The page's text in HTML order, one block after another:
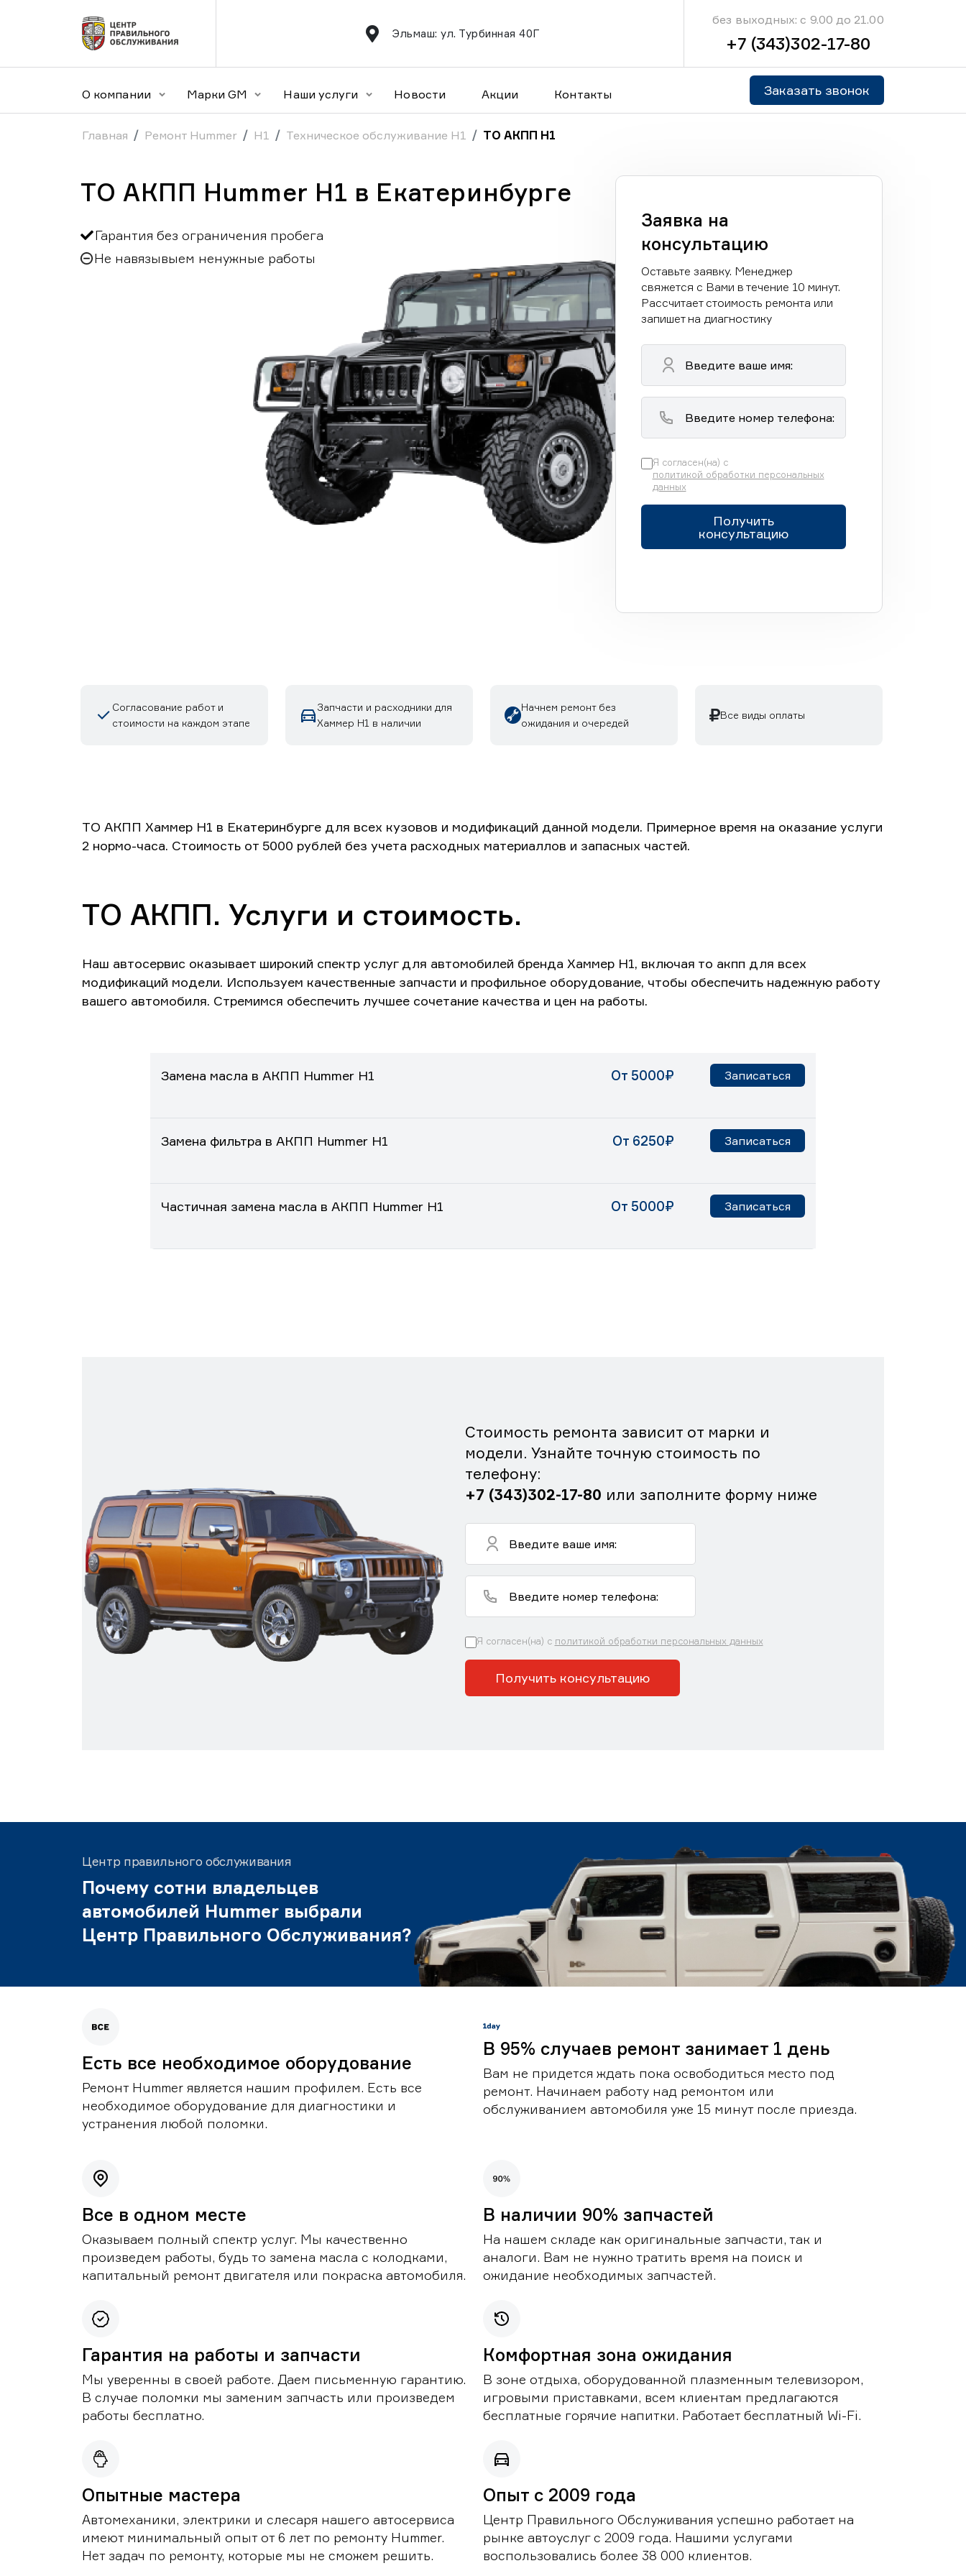
Эльмаш: ул. Турбинная 40Г
без выходных: с 9.00 до 21.00
+7 (343)302-17-80
О компании Марки GM Наши услуги Новости Акции Контакты Заказать звонок
Главная Ремонт Hummer H1 Техническое обслуживание H1 ТО АКПП H1
ТО АКПП Hummer H1 в Екатеринбурге
Гарантия без ограничения пробега
Не навязывыем ненужные работы
Заявка на
консультацию
Оставьте заявку. Менеджер
свяжется с Вами в течение 10 минут.
Рассчитает стоимость ремонта или
запишет на диагностику
Я согласен(на) с
политикой обработки персональных
данных
Получить
консультацию
Согласование работ и
стоимости на каждом этапе
Запчасти и расходники для
Хаммер H1 в наличии
Начнем ремонт без
ожидания и очередей
Все виды оплаты
ТО АКПП Хаммер H1 в Екатеринбурге для всех кузовов и модификаций данной модели. Примерное время на оказание услуги
2 нормо-часа. Стоимость от 5000 рублей без учета расходных материаллов и запасных частей.
ТО АКПП. Услуги и стоимость.
Наш автосервис оказывает широкий спектр услуг для автомобилей бренда Хаммер H1, включая то акпп для всех
модификаций модели. Используем качественные запчасти и профильное оборудование, чтобы обеспечить надежную работу
вашего автомобиля. Стремимся обеспечить лучшее сочетание качества и цен на работы.
Замена масла в АКПП Hummer H1 От 5000₽ Записаться
Замена фильтра в АКПП Hummer H1 От 6250₽ Записаться
Частичная замена масла в АКПП Hummer H1 От 5000₽ Записаться
Стоимость ремонта зависит от марки и
модели. Узнайте точную стоимость по
телефону:
+7 (343)302-17-80 или заполните форму ниже
Я согласен(на) с политикой обработки персональных данных
Получить консультацию
Центр правильного обслуживания
Почему сотни владельцев
автомобилей Hummer выбрали
Центр Правильного Обслуживания?
Есть все необходимое оборудование
Ремонт Hummer является нашим профилем. Есть все
необходимое оборудование для диагностики и
устранения любой поломки.
В 95% случаев ремонт занимает 1 день
Вам не придется ждать пока освободиться место под
ремонт. Начинаем работу над ремонтом или
обслуживанием автомобиля уже 15 минут после приезда.
Все в одном месте
Оказываем полный спектр услуг. Мы качественно
произведем работы, будь то замена масла с колодками,
капитальный ремонт двигателя или покраска автомобиля.
В наличии 90% запчастей
На нашем складе как оригинальные запчасти, так и
аналоги. Вам не нужно тратить время на поиск и
ожидание необходимых запчастей.
Гарантия на работы и запчасти
Мы уверенны в своей работе. Даем письменную гарантию.
В случае поломки мы заменим запчасть или произведем
работы бесплатно.
Комфортная зона ожидания
В зоне отдыха, оборудованной плазменным телевизором,
игровыми приставками, всем клиентам предлагаются
бесплатные горячие напитки. Работает бесплатный Wi-Fi.
Опытные мастера
Автомеханики, электрики и слесаря нашего автосервиса
имеют минимальный опыт от 6 лет по ремонту Hummer.
Нет задач по ремонту, которые мы не сможем решить.
Опыт с 2009 года
Центр Правильного Обслуживания успешно работает на
рынке автоуслуг с 2009 года. Нашими услугами
воспользовались более 38 000 клиентов.